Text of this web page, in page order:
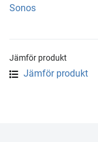
Sonos
Jämför produkt
Jämför produkt